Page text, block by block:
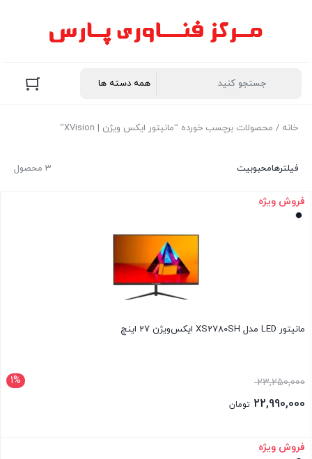
خانه / محصولات برچسب خورده “مانیتور ایکس ویژن | XVision”
3 محصول فیلترهامحبوبیت
فروش ویژه
مانیتور LED مدل XS2780SH ایکس‌ویژن 27 اینچ
1% 23,250,000
22,990,000 تومان
بستن
فروش ویژه